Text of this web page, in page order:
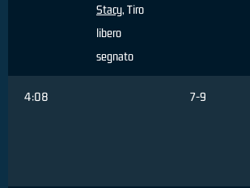
Stacy, Tiro
libero
segnato
4:08 7-9